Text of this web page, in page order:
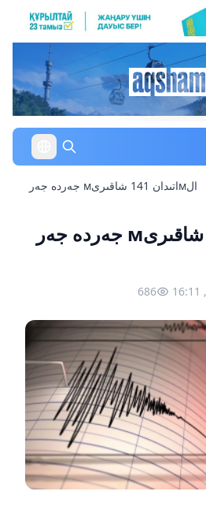
الмاتىدان 141 شاقىرىм جەردە جەر
الмاتىدان 141 شاقىرىм جەردە جەر
686